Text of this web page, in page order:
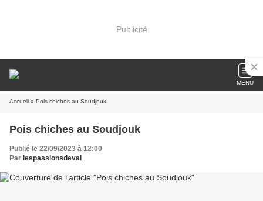
Publicité
MENU
Accueil » Pois chiches au Soudjouk
Pois chiches au Soudjouk
Publié le 22/09/2023 à 12:00
Par lespassionsdeval